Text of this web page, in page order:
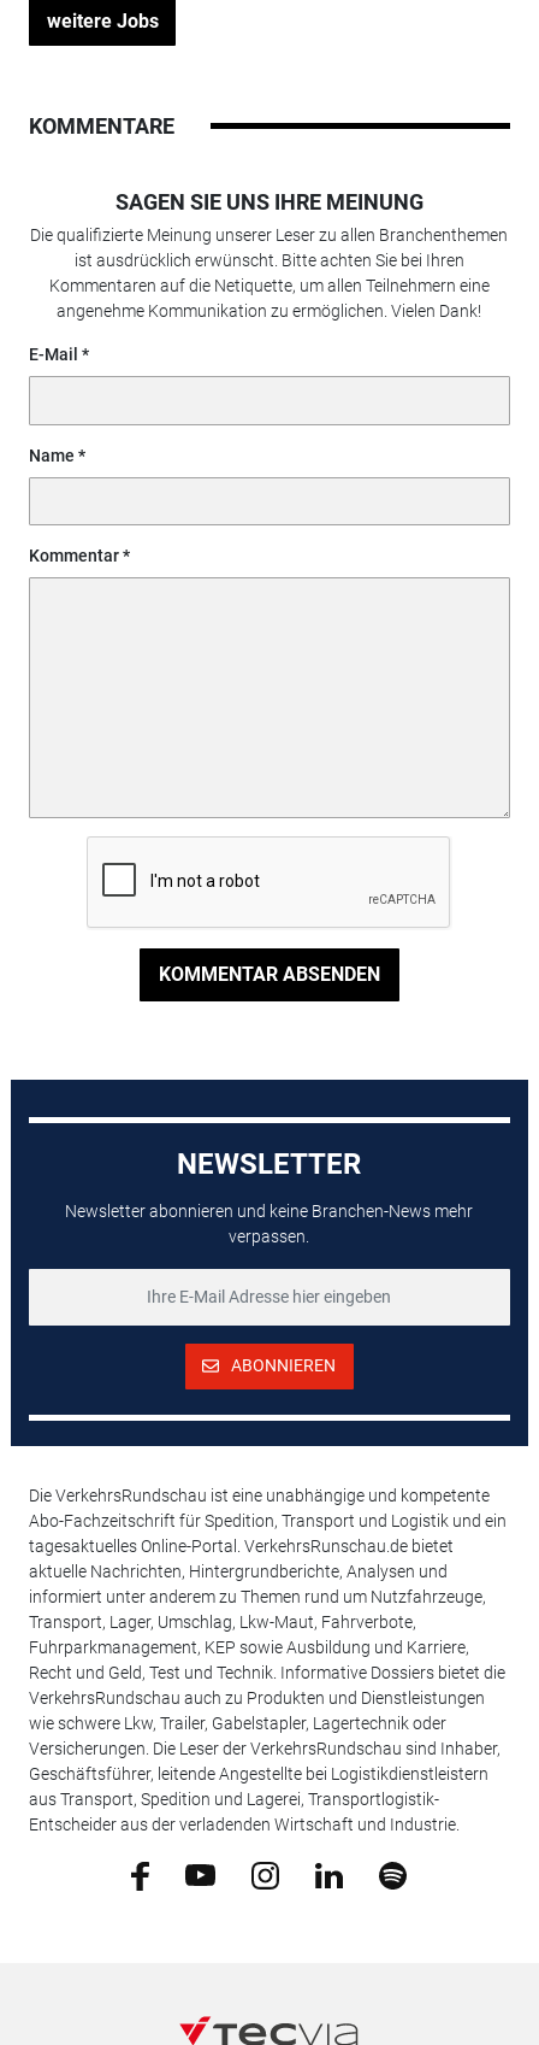
weitere Jobs
KOMMENTARE
SAGEN SIE UNS IHRE MEINUNG
Die qualifizierte Meinung unserer Leser zu allen Branchenthemen
ist ausdrücklich erwünscht. Bitte achten Sie bei Ihren
Kommentaren auf die Netiquette, um allen Teilnehmern eine
angenehme Kommunikation zu ermöglichen. Vielen Dank!
E-Mail
Name
Kommentar
KOMMENTAR ABSENDEN
NEWSLETTER
Newsletter abonnieren und keine Branchen-News mehr
verpassen.
ABONNIEREN
Die VerkehrsRundschau ist eine unabhängige und kompetente
Abo-Fachzeitschrift für Spedition, Transport und Logistik und ein
tagesaktuelles Online-Portal. VerkehrsRunschau.de bietet
aktuelle Nachrichten, Hintergrundberichte, Analysen und
informiert unter anderem zu Themen rund um Nutzfahrzeuge,
Transport, Lager, Umschlag, Lkw-Maut, Fahrverbote,
Fuhrparkmanagement, KEP sowie Ausbildung und Karriere,
Recht und Geld, Test und Technik. Informative Dossiers bietet die
VerkehrsRundschau auch zu Produkten und Dienstleistungen
wie schwere Lkw, Trailer, Gabelstapler, Lagertechnik oder
Versicherungen. Die Leser der VerkehrsRundschau sind Inhaber,
Geschäftsführer, leitende Angestellte bei Logistikdienstleistern
aus Transport, Spedition und Lagerei, Transportlogistik-
Entscheider aus der verladenden Wirtschaft und Industrie.